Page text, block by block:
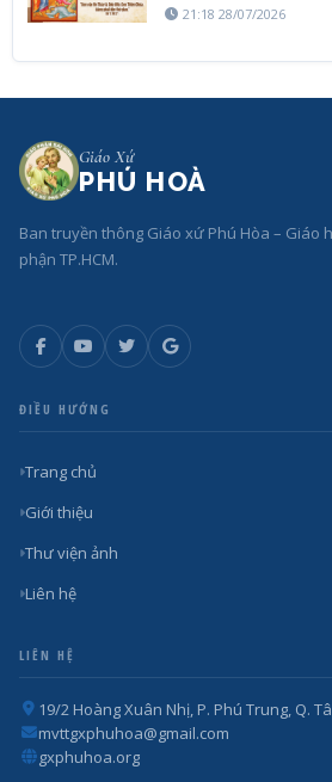
21:18 28/07/2026
Giáo Xứ
PHÚ HOÀ
Ban truyền thông Giáo xứ Phú Hòa – Giáo
phận TP.HCM.
ĐIỀU HƯỚNG
Trang chủ
Giới thiệu
Thư viện ảnh
Liên hệ
LIÊN HỆ
19/2 Hoàng Xuân Nhị, P. Phú Trung, Q.
mvttgxphuhoa@gmail.com
gxphuhoa.org